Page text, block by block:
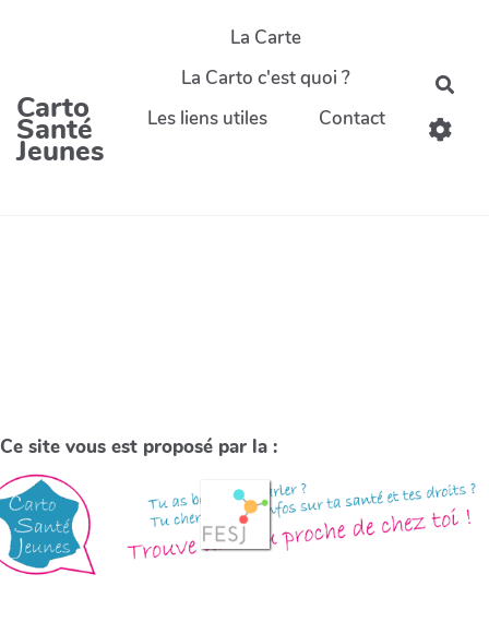
Carto
Santé
Jeunes
La Carte
La Carto c'est quoi ?
Les liens utiles
Contact
Ce site vous est proposé par la :